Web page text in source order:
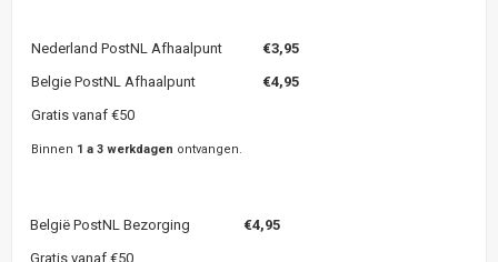
Nederland PostNL Afhaalpunt €3,95
Belgie PostNL Afhaalpunt
€4,95
Gratis vanaf €50
Binnen 1 a 3 werkdagen ontvangen.
België PostNL Bezorging €4,95
Gratis vanaf €50